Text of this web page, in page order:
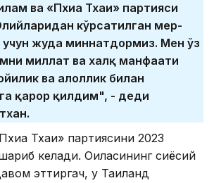
ва «Пхиа Тхаи» партияси
кўрсатилган меҳр-
учун жуда миннатдормиз. Мен ўз
миллат ва халқ манфаати
ва ҳалоллик билан
қарор қилдим", - деди
Тхаи» партиясини 2023
келади. Оиласининг сиёсий
эттиргач, у Таиланд